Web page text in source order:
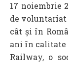
17 noiembrie
de voluntariat
cât și în
ani în calitate
Railway, o